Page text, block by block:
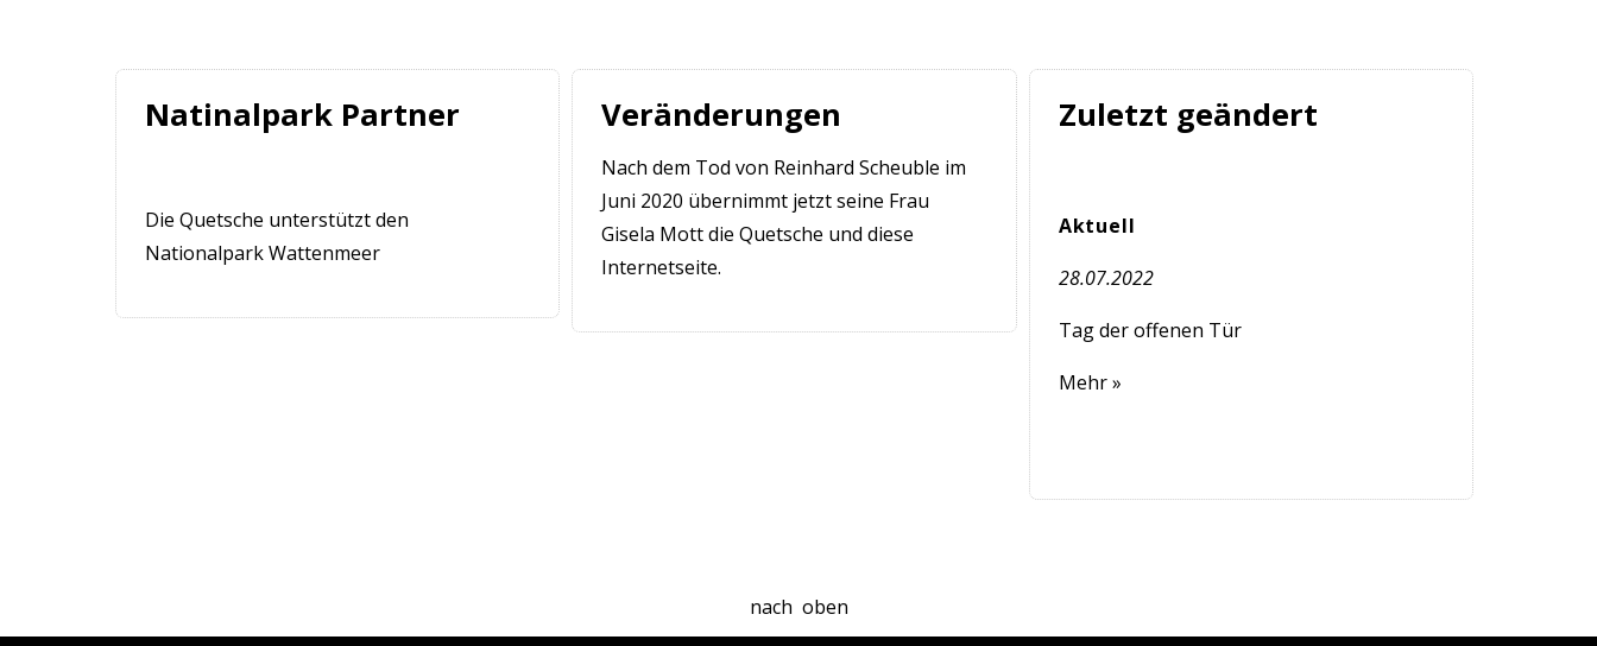
Natinalpark Partner
Die Quetsche unterstützt den
Nationalpark Wattenmeer
Veränderungen
Nach dem Tod von Reinhard Scheuble im
Juni 2020 übernimmt jetzt seine Frau
Gisela Mott die Quetsche und diese
Internetseite.
Zuletzt geändert
Aktuell
28.07.2022
Tag der offenen Tür
Mehr »
nach oben